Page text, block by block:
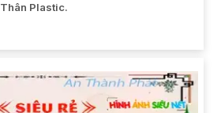
Thân Plastic.